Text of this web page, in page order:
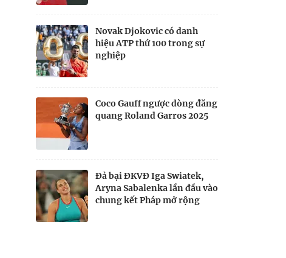
Novak Djokovic có danh
hiệu ATP thứ 100 trong sự
nghiệp
Coco Gauff ngược dòng đăng
quang Roland Garros 2025
Đả bại ĐKVĐ Iga Swiatek,
Aryna Sabalenka lần đầu vào
chung kết Pháp mở rộng